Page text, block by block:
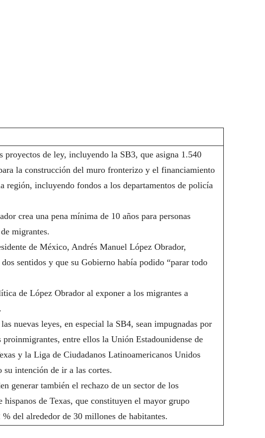
de ley, incluyendo la SB3, que asigna 1.540
la construcción del muro fronterizo y el financiamiento
región, incluyendo fondos a los departamentos de policía
crea una pena mínima de 10 años para personas
migrantes.
de México, Andrés Manuel López Obrador,
sentidos y que su Gobierno había podido “parar todo
de López Obrador al exponer a los migrantes a
nuevas leyes, en especial la SB4, sean impugnadas por
entre ellos la Unión Estadounidense de
y la Liga de Ciudadanos Latinoamericanos Unidos
intención de ir a las cortes.
generar también el rechazo de un sector de los
de Texas, que constituyen el mayor grupo
del alrededor de 30 millones de habitantes.